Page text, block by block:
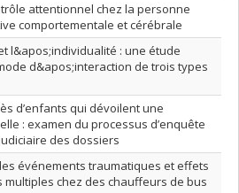
attentionnel chez la personne
comportementale et cérébrale
l&apos;individualité : une étude
d&apos;interaction de trois types
d’enfants qui dévoilent une
: examen du processus d’enquête
des dossiers
événements traumatiques et effets
multiples chez des chauffeurs de bus